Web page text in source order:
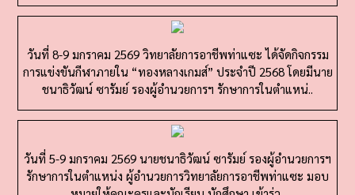
วันที่ 8-9 มกราคม 2569 วิทยาลัยการอาชีพท่าแซะ ได้จัดกิจกรรม
การแข่งขันกีฬาภายใน “ทองหลางเกมส์” ประจำปี 2568 โดยมีนาย
ชนาธิวัฒน์ ซารัมย์ รองผู้อำนวยการฯ รักษาการในตำแหน่..
วันที่ 5-9 มกราคม 2569 นายชนาธิวัฒน์ ซารัมย์ รองผู้อำนวยการฯ
รักษาการในตำแหน่ง ผู้อำนวยการวิทยาลัยการอาชีพท่าแซะ มอบ
หมายให้คณะครูและนักเรียน นักศึกษา เข้าร่ว..